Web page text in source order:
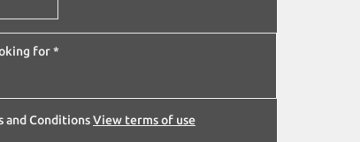
and ConditionsView terms of use